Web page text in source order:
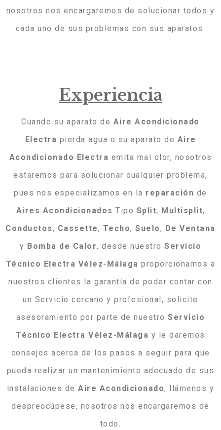
nosotros nos encargaremos de solucionar todos y
cada uno de sus problemas con sus aparatos.
Experiencia
Cuando su aparato de Aire Acondicionado
Electra pierda agua o su aparato de Aire
Acondicionado Electra emita mal olor, nosotros
estaremos para solucionar cualquier problema,
pues nos especializamos en la reparación de
Aires Acondicionados Tipo Split, Multisplit,
Conductos, Cassette, Techo,Suelo, De Ventana
y Bomba de Calor, desde nuestro Servicio
Técnico Electra Vélez-Málaga proporcionamos a
nuestros clientes la garantía de poder contar con
un Servicio cercano y profesional, solicite
asesoramiento por parte de nuestroServicio
Técnico Electra Vélez-Málaga y le daremos
consejos acerca de los pasos a seguir para que
pueda realizar un mantenimiento adecuado de sus
instalaciones deAire Acondicionado, llámenos y
despreocúpese, nosotros nos encargaremos de
todo.